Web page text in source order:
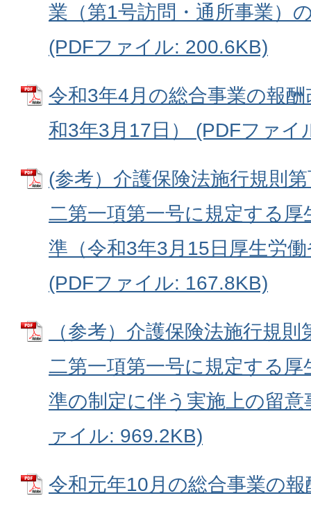
業（第1号訪問・通所事業）
(PDFファイル: 200.6KB)
令和3年4月の総合事業の報
和3年3月17日） (PDFファイ
(参考）介護保険法施行規則
二第一項第一号に規定する
準（令和3年3月15日厚生労
(PDFファイル: 167.8KB)
（参考）介護保険法施行規
二第一項第一号に規定する
準の制定に伴う実施上の留
ァイル: 969.2KB)
令和元年10月の総合事業の